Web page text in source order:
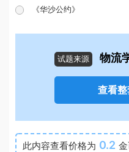
《华沙公约》
试题来源 物流
查看
此内容查看价格为 0.2